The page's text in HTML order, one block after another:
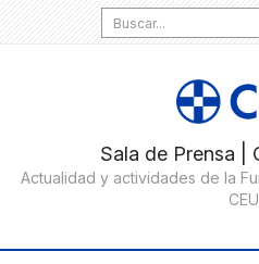
Search
for: